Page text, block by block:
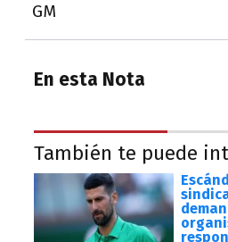
GM
En esta Nota
También te puede